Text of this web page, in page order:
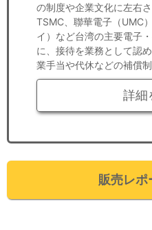
の制度や企業文化に左右
TSMC、聯華電子（UMC
イ）など台湾の主要電子
に、接待を業務として認
業手当や代休などの補償
詳細
販売レポ